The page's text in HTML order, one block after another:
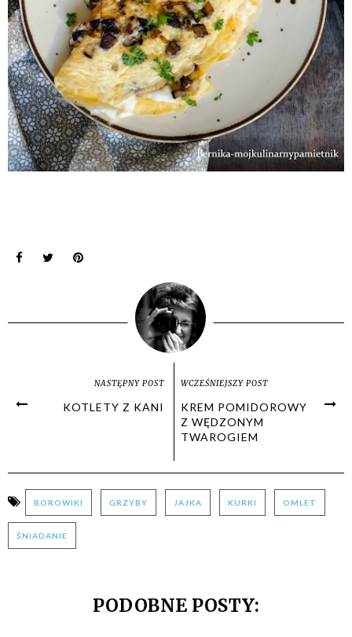
NASTĘPNY POST
KOTLETY Z KANI
WCZEŚNIEJSZY POST
KREM POMIDOROWY
Z WĘDZONYM
TWAROGIEM
BOROWIKI GRZYBY JAJKA KURKI OMLET
ŚNIADANIE
PODOBNE POSTY: